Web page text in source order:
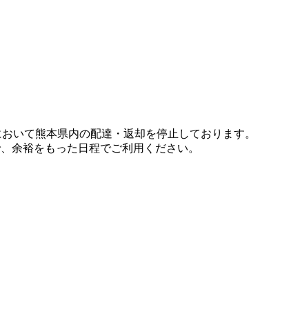
いて熊本県内の配達・返却を停止しております。
余裕をもった日程でご利用ください。